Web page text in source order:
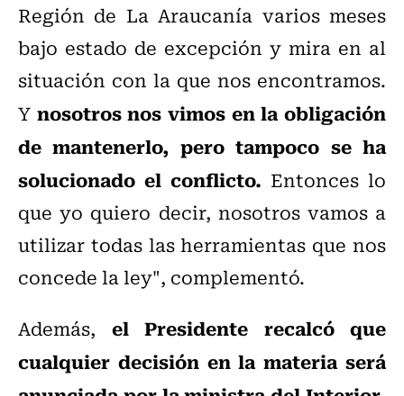
Región de La Araucanía varios meses
bajo estado de excepción y mira en al
situación con la que nos encontramos.
Y nosotros nos vimos en la obligación
de mantenerlo, pero tampoco se ha
solucionado el conflicto. Entonces lo
que yo quiero decir, nosotros vamos a
utilizar todas las herramientas que nos
concede la ley", complementó.
Además, el Presidente recalcó que
cualquier decisión en la materia será